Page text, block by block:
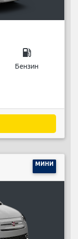
local_gas_station
Бензин
МИНИ